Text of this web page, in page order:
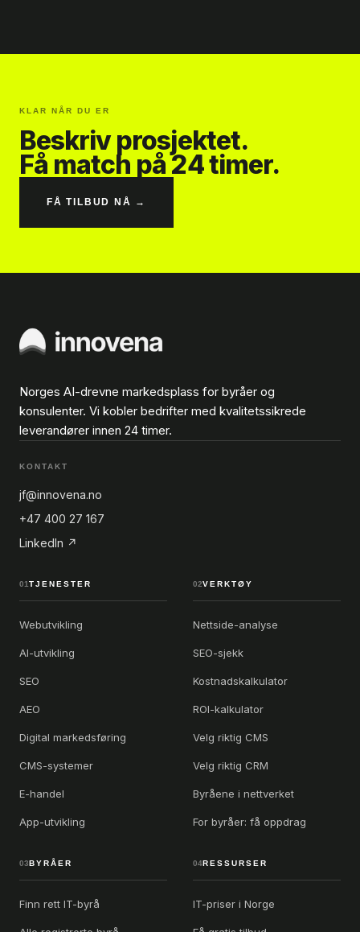
KLAR NÅR DU ER
Beskriv prosjektet.
Få match på 24 timer.
FÅ TILBUD NÅ →
Norges AI-drevne markedsplass for byråer og
konsulenter. Vi kobler bedrifter med kvalitetssikrede
leverandører innen 24 timer.
KONTAKT
jf@innovena.no
+47 400 27 167
LinkedIn ↗
01TJENESTER
Webutvikling
AI-utvikling
SEO
AEO
Digital markedsføring
CMS-systemer
E-handel
App-utvikling
02VERKTØY
Nettside-analyse
SEO-sjekk
Kostnadskalkulator
ROI-kalkulator
Velg riktig CMS
Velg riktig CRM
Byråene i nettverket
For byråer: få oppdrag
03 BYRÅER
Finn rett IT-byrå
04RESSURSER
IT-priser i Norge